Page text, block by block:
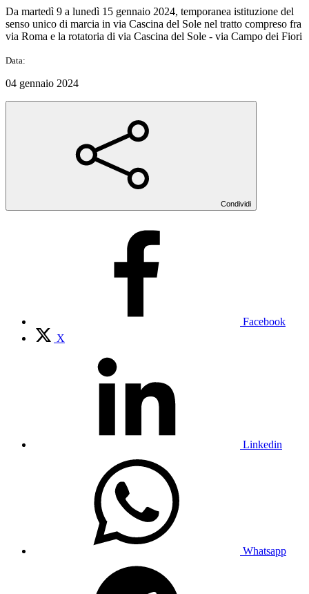
Da martedì 9 a lunedì 15 gennaio 2024, temporanea istituzione del
senso unico di marcia in via Cascina del Sole nel tratto compreso fra
via Roma e la rotatoria di via Cascina del Sole - via Campo dei Fiori
Data:
04 gennaio 2024
Condividi
Facebook
X
Linkedin
Whatsapp